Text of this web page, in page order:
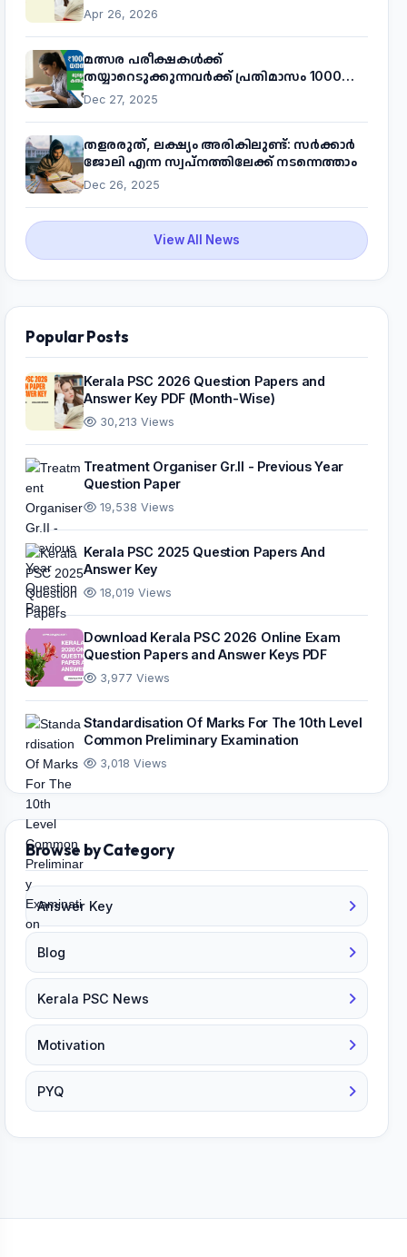
Apr 26, 2026
മത്സര പരീക്ഷകൾക്ക്
തയ്യാറെടുക്കുന്നവർക്ക് പ്രതിമാസം 1000
രൂപ! മുഖ്യമന്ത്രിയുടെ 'കണക്ട് ടു വർക്ക്'
പദ്ധതിയെക്കുറിച്ച് അറിയാം
Dec 27, 2025
തളരരുത്, ലക്ഷ്യം അരികിലുണ്ട്: സർക്കാർ
ജോലി എന്ന സ്വപ്നത്തിലേക്ക് നടന്നെത്താം
Dec 26, 2025
View All News
Popular Posts
Kerala PSC 2026 Question Papers and
Answer Key PDF (Month-Wise)
30,213 Views
Treatment Organiser Gr.II - Previous Year
Question Paper
19,538 Views
Kerala PSC 2025 Question Papers And
Answer Key
18,019 Views
Download Kerala PSC 2026 Online Exam
Question Papers and Answer Keys PDF
3,977 Views
Standardisation Of Marks For The 10th Level
Common Preliminary Examination
3,018 Views
Browse by Category
Answer Key
Blog
Kerala PSC News
Motivation
PYQ